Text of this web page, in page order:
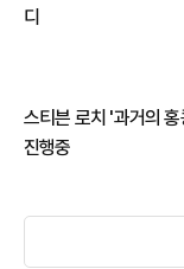
디
스티븐 로치 '과거의
진행중